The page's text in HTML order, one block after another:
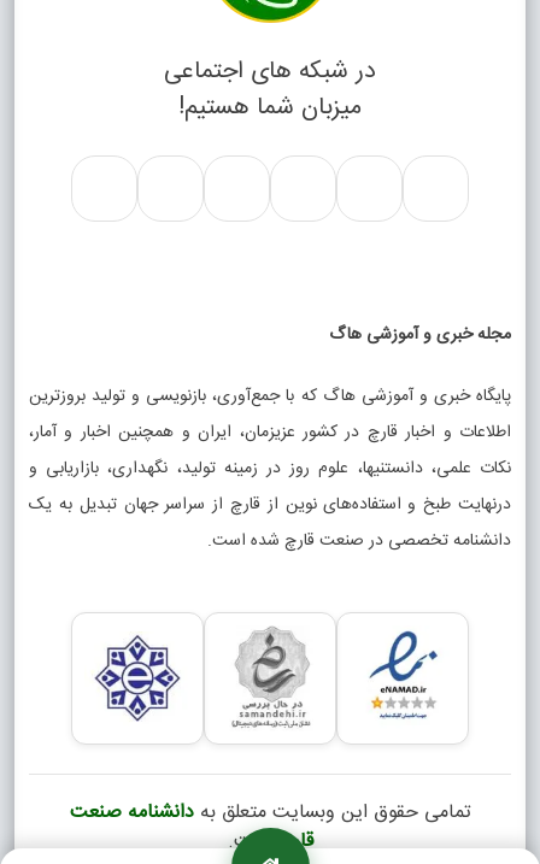
در شبکه های اجتماعی
میزبان شما هستیم!
مجله خبری و آموزشی هاگ
پایگاه خبری و آموزشی هاگ که با جمع‌آوری، بازنویسی و تولید بروزترین
اطلاعات و اخبار قارچ در کشور عزیزمان، ایران و همچنین اخبار و آمار،
نکات علمی، دانستنیها، علوم روز در زمینه تولید، نگهداری، بازاریابی و
درنهایت طبخ و استفاده‌های نوین از قارچ از سراسر جهان تبدیل به یک
دانشنامه تخصصی در صنعت قارچ شده است.
تمامی حقوق این وبسایت متعلق بهدانشنامه صنعت
قارچ
است.